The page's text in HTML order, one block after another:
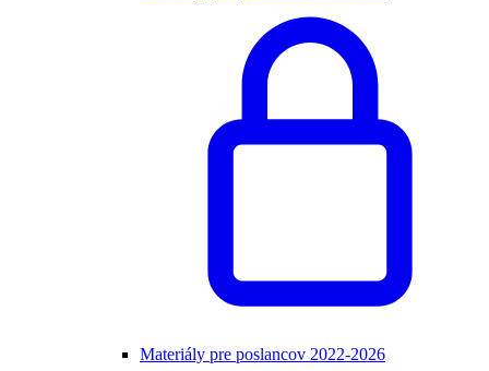
Materiály pre poslancov 2022-2026